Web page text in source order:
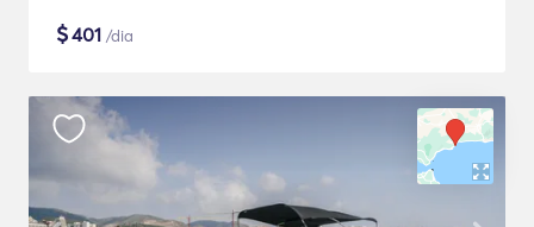
$401 /dia